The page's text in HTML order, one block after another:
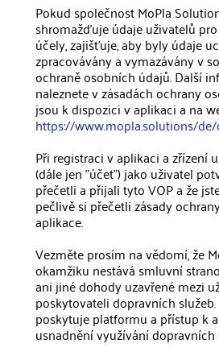
Pokud společnost MoPla
shromažďuje údaje uživatelů
účely, zajišťuje, aby byly údaje
zpracovávány a vymazávány v
ochraně osobních údajů. Další
naleznete v zásadách ochrany
jsou k dispozici v aplikaci a na
https://www.mopla.solutions/
Při registraci v aplikaci a zřízení
(dále jen "účet") jako uživatel
přečetli a přijali tyto VOP a že
pečlivě si přečetli zásady
aplikace.
Vezměte prosím na vědomí, že
okamžiku nestává smluvní
ani jiné dohody uzavřené mezi
poskytovateli dopravních
poskytuje platformu a přístup k
usnadnění využívání dopravních